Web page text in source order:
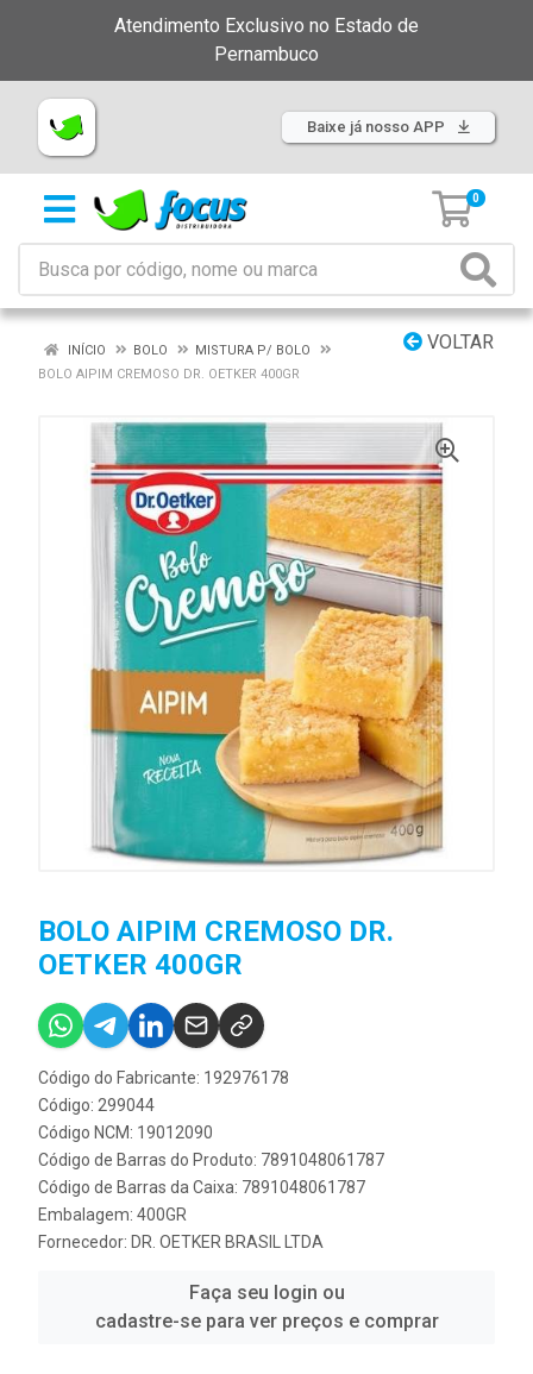
Atendimento Exclusivo no Estado de
Pernambuco
Baixe já nosso APP
0
VOLTAR
INÍCIO BOLO
MISTURA P/ BOLO
BOLO AIPIM CREMOSO DR. OETKER 400GR
BOLO AIPIM CREMOSO DR.
OETKER 400GR
Código do Fabricante: 192976178
Código: 299044
Código NCM: 19012090
Código de Barras do Produto: 7891048061787
Código de Barras da Caixa: 7891048061787
Embalagem: 400GR
Fornecedor: DR. OETKER BRASIL LTDA
Faça seu login ou
cadastre-se para ver preços e comprar